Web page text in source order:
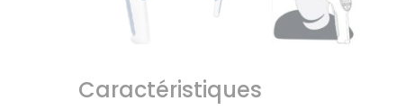
Caractéristiques